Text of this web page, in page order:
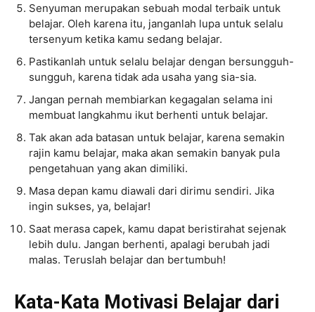
Senyuman merupakan sebuah modal terbaik untuk
belajar. Oleh karena itu, janganlah lupa untuk selalu
tersenyum ketika kamu sedang belajar.
Pastikanlah untuk selalu belajar dengan bersungguh-
sungguh, karena tidak ada usaha yang sia-sia.
Jangan pernah membiarkan kegagalan selama ini
membuat langkahmu ikut berhenti untuk belajar.
Tak akan ada batasan untuk belajar, karena semakin
rajin kamu belajar, maka akan semakin banyak pula
pengetahuan yang akan dimiliki.
Masa depan kamu diawali dari dirimu sendiri. Jika
ingin sukses, ya, belajar!
Saat merasa capek, kamu dapat beristirahat sejenak
lebih dulu. Jangan berhenti, apalagi berubah jadi
malas. Teruslah belajar dan bertumbuh!
Kata-Kata Motivasi Belajar dari